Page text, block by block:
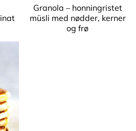
Granola – honningristet
müsli med nødder, kerner
og frø